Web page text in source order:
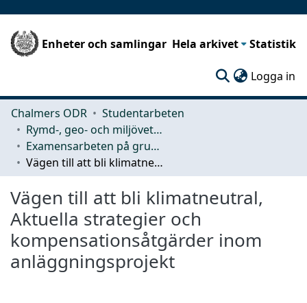
Enheter och samlingar Hela arkivet Statistik
Logga in
Chalmers ODR
Studentarbeten
Rymd-, geo- och miljövetenskap (SEE)
Examensarbeten på grundnivå
Vägen till att bli klimatneutral, Aktuella strategier och kompensationsåtgärder inom anläggningsprojekt
Vägen till att bli klimatneutral,
Aktuella strategier och
kompensationsåtgärder inom
anläggningsprojekt